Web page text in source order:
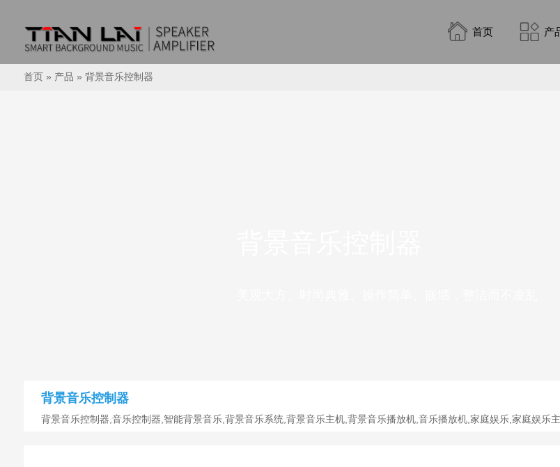
首页 产
首页» 产品 » 背景音乐控制器
背景音乐控制器
背景音乐控制器,音乐控制器,智能背景音乐,背景音乐系统,背景音乐主机,背景音乐播放机,音乐播放机,家庭娱乐,家庭娱乐